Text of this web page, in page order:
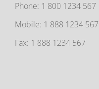
Phone: 1 800 1234 567
Mobile: 1 888 1234 567
Fax: 1 888 1234 567